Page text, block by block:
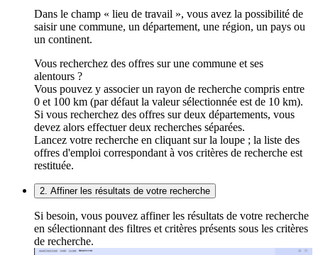
Dans le champ « lieu de travail », vous avez la possibilité de
saisir une commune, un département, une région, un pays ou
un continent.
Vous recherchez des offres sur une commune et ses
alentours ?
Vous pouvez y associer un rayon de recherche compris entre
0 et 100 km (par défaut la valeur sélectionnée est de 10 km).
Si vous recherchez des offres sur deux départements, vous
devez alors effectuer deux recherches séparées.
Lancez votre recherche en cliquant sur la loupe ; la liste des
offres d'emploi correspondant à vos critères de recherche est
restituée.
2. Affiner les résultats de votre recherche
Si besoin, vous pouvez affiner les résultats de votre recherche
en sélectionnant des filtres et critères présents sous les critères
de recherche.